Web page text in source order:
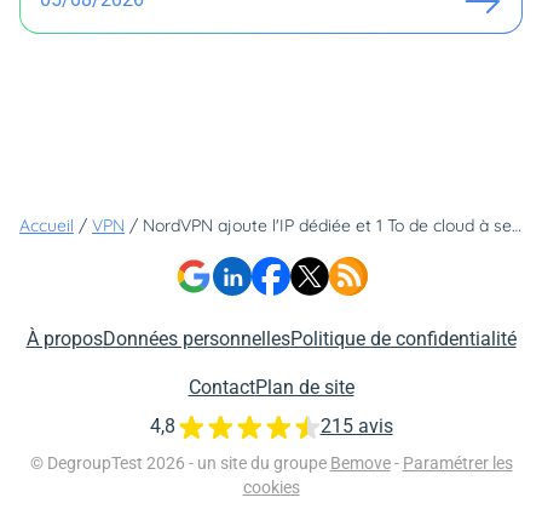
Accueil / VPN / NordVPN ajoute l'IP dédiée et 1 To de cloud à ses nouvelles offres
À proposDonnées personnellesPolitique de confidentialité
ContactPlan de site
© DegroupTest 2026 - un site du groupe Bemove - Paramétrer les
cookies
4,8 215 avis